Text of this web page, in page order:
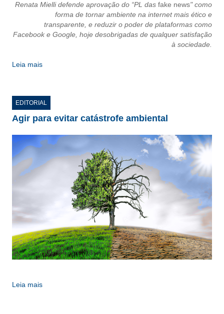
APOSENTADORIA
CONVÊNIOS
CAMPANHAS SALARIAIS
PALAVRA DO MURILO
NOTÍCIAS
CONTEÚDO ESPECIAL
JORNAL DO ENGENHEIRO
AGENDA
SEESP NOTÍCIAS
Renata Mielli defende aprovação do “PL das fake news" como
forma de tornar ambiente na internet mais ético e
transparente, e reduzir o poder de plataformas como
Facebook e Google, hoje desobrigadas de qualquer satisfação
à sociedade.
Leia mais
EDITORIAL
Agir para evitar catástrofe ambiental
Leia mais